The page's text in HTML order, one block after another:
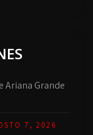
Ariana Grande
7, 2026